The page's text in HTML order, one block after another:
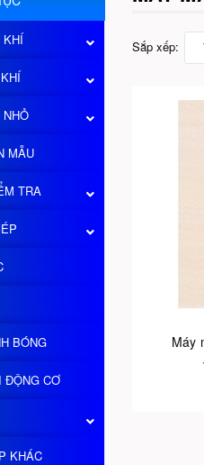
Sắp xếp:
Máy
KHÍ
MẪU
TRA
BÓNG
ĐỘNG CƠ
KHÁC